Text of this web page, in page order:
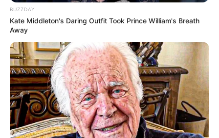
BUZZDAY
Kate Middleton's Daring Outfit Took Prince William's Breath
Away